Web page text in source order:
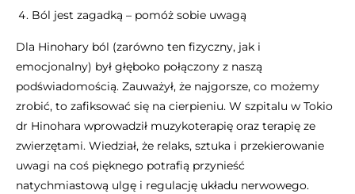
Ból jest zagadką – pomóż sobie uwagą
Dla Hinohary ból (zarówno ten fizyczny, jak i
emocjonalny) był głęboko połączony z naszą
podświadomością. Zauważył, że najgorsze, co możemy
zrobić, to zafiksować się na cierpieniu. W szpitalu w Tokio
dr Hinohara wprowadził muzykoterapię oraz terapię ze
zwierzętami. Wiedział, że relaks, sztuka i przekierowanie
uwagi na coś pięknego potrafią przynieść
natychmiastową ulgę i regulację układu nerwowego.